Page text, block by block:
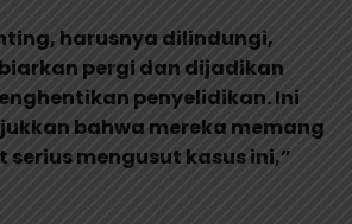
harusnya dilindungi,
pergi dan dijadikan
penyelidikan. Ini
bahwa mereka memang
mengusut kasus ini,”